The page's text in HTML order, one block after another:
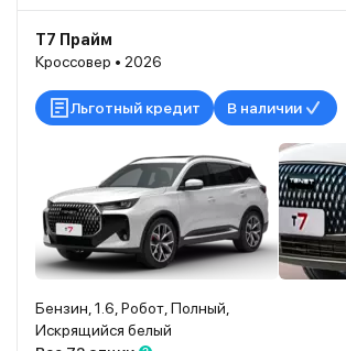
T7 Прайм
Кроссовер • 2026
Льготный кредит В наличии
Бензин, 1.6, Робот, Полный,
Искрящийся белый